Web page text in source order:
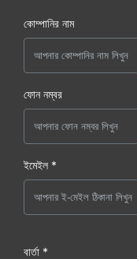
কোম্পানির নাম
ফোন নম্বর
ইমেইল *
বার্তা *